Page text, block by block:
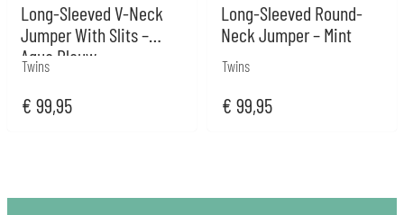
Long-Sleeved V-Neck
Jumper With Slits –
Aqua Blauw
Twins
€ 99,95
Long-Sleeved Round-
Neck Jumper – Mint
Twins
€ 99,95